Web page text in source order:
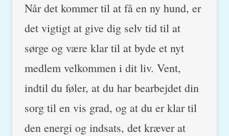
Når det kommer til at få en ny hund, er
det vigtigt at give dig selv tid til at
sørge og være klar til at byde et nyt
medlem velkommen i dit liv. Vent,
indtil du føler, at du har bearbejdet din
sorg til en vis grad, og at du er klar til
den energi og indsats, det kræver at